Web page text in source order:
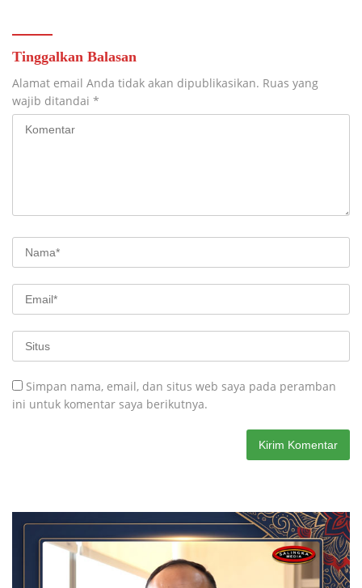
Tinggalkan Balasan
Alamat email Anda tidak akan dipublikasikan. Ruas yang
wajib ditandai *
Simpan nama, email, dan situs web saya pada peramban
ini untuk komentar saya berikutnya.